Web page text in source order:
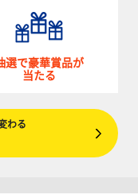
選で豪華賞品が
当たる
わる